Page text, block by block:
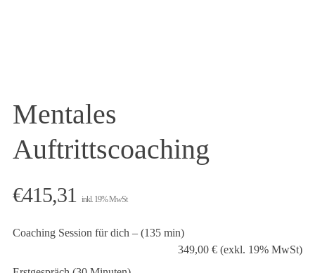
Mentales
Auftrittscoaching
€415,31 inkl. 19% MwSt
Coaching Session für dich – (135 min)
349,00 € (exkl. 19% MwSt)